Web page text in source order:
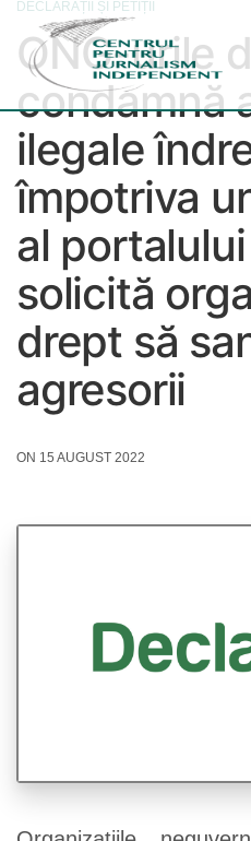
DECLARAȚII ȘI PETIȚII
ONG-urile
condamnă
ilegale
împotriva
al
solicită
drept să
agresorii
ON 15 AUGUST 2022